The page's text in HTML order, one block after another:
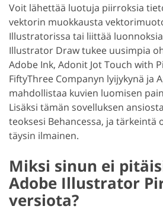
Voit lähettää luotuja piirroksia
vektorin muokkausta
Illustratorissa tai liittää
Illustrator Draw tukee uusimpia
Adobe Ink, Adonit Jot Touch with
FiftyThree Companyn lyijykynä ja
mahdollistaa kuvien luomisen
Lisäksi tämän sovelluksen
teoksesi Behancessa, ja tärkeintä
täysin ilmainen.
Miksi sinun ei
Adobe Illustrator
versiota?